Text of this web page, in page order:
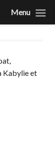
Kabylie et
Menu